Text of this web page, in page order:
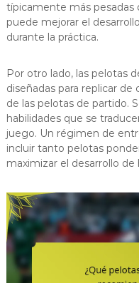
típicamente más pesadas
puede mejorar el
durante la práctica.
Por otro lado, las pelotas
diseñadas para replicar
de las pelotas de partido.
habilidades que se
juego. Un régimen de
incluir tanto pelotas
maximizar el desarrollo de